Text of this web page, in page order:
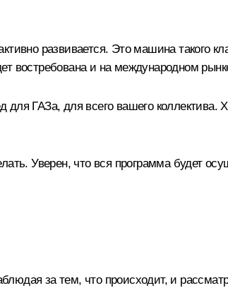
развивается. Это машина такого
востребована и на международном
ГАЗа, для всего вашего коллектива.
Уверен, что вся программа будет
за тем, что происходит, и